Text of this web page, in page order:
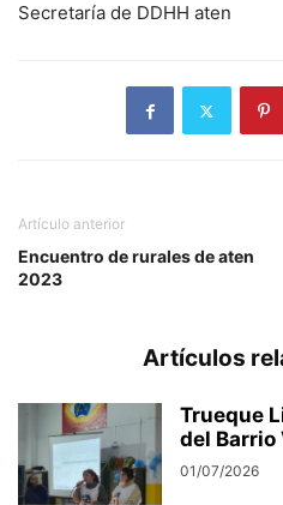
Secretaría de DDHH aten
Artículo anterior
Encuentro de rurales de aten
2023
Artículos
Trueque
del Barrio
01/07/2026